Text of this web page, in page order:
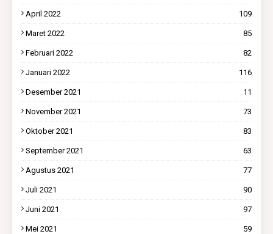
April 2022 109
Maret 2022 85
Februari 2022 82
Januari 2022 116
Desember 2021 11
November 2021 73
Oktober 2021 83
September 2021 63
Agustus 2021 77
Juli 2021 90
Juni 2021 97
Mei 2021 59